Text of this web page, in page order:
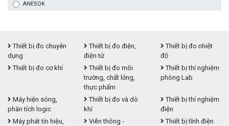
ANESOK
Thiết bị đo chuyên
dụng
Thiết bị đo điện,
điện tử
Thiết bị đo nhiệt
độ
Thiết bị đo cơ khí
Thiết bị đo môi
trường, chất lỏng,
thực phẩm
Thiết bị thí nghiệm
phòng Lab
Máy hiện sóng,
phân tích logic
Thiết bị đo và dò
khí
Thiết bị thí nghiệm
điện
Máy phát tín hiệu,
Viễn thông -
Thiết bị tĩnh điện